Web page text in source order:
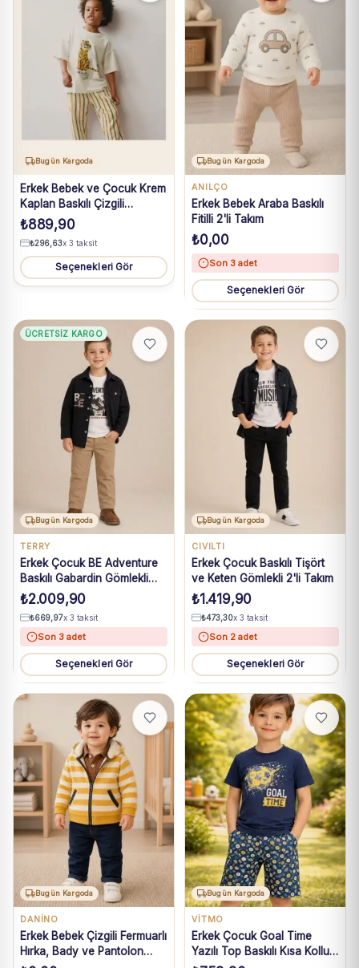
Bugün Kargoda
Erkek Bebek ve Çocuk Krem
Kaplan Baskılı Çizgili
Pantolonlu Takım 2-7 Yaş
₺889,90
₺296,63x 3 taksit
Seçenekleri Gör
Bugün Kargoda
ANILÇO
Erkek Bebek Araba Baskılı
Fitilli 2'li Takım
₺0,00
Son 3 adet
Seçenekleri Gör
ÜCRETSIZ KARGO
Bugün Kargoda
TERRY
Erkek Çocuk BE Adventure
Baskılı Gabardin Gömlekli
3'lü Takım
₺2.009,90
₺669,97x 3 taksit
Son 3 adet
Seçenekleri Gör
Bugün Kargoda
CIVILTI
Erkek Çocuk Baskılı Tişört
ve Keten Gömlekli 2'li Takım
₺1.419,90
₺473,30x 3 taksit
Son 2 adet
Seçenekleri Gör
Bugün Kargoda
DANİNO
Erkek Bebek Çizgili Fermuarlı
Hırka, Bady ve Pantolon
Bugün Kargoda
VİTMO
Erkek Çocuk Goal Time
Yazılı Top Baskılı Kısa Kollu